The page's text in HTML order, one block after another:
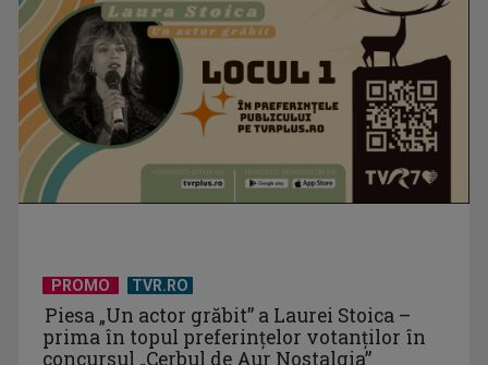
PROMO TVR.RO
Piesa „Un actor grăbit” a Laurei Stoica –
prima în topul preferinţelor votanţilor în
concursul „Cerbul de Aur Nostalgia”